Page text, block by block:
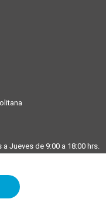
Jueves de 9:00 a 18:00 hrs.
sábados de 9:00 a 13:00
Santiago y Chicureo